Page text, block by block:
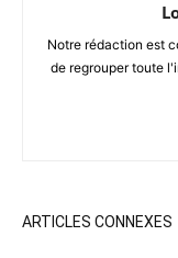
Notre rédaction est
de regrouper toute
ARTICLES CONNEXES